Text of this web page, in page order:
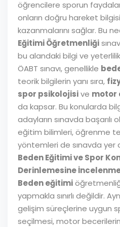
öğrencilere sporun
onların doğru hareket
kazanmalarını sağlar. Bu
Eğitimi Öğretmenliği
bu alandaki bilgi ve
ÖABT sınavı, genellikle
teorik bilgilerin yanı sıra,
spor psikolojisive motor
da kapsar. Bu konularda
adayların sınavda başarılı
eğitim bilimleri, öğrenme
yöntemleri de sınavda yer
Beden Eğitimi ve Spor
Derinlemesine
Beden eğitimi
yapmakla sınırlı değildir.
gelişim süreçlerine uygun
seçilmesi, motor